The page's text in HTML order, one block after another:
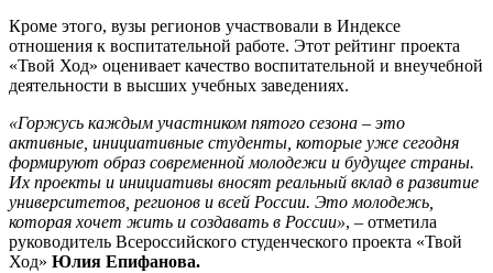
Кроме этого, вузы регионов участвовали в Индексе
отношения к воспитательной работе. Этот рейтинг проекта
«Твой Ход» оценивает качество воспитательной и внеучебной
деятельности в высших учебных заведениях.
«Горжусь каждым участником пятого сезона – это
активные, инициативные студенты, которые уже сегодня
формируют образ современной молодежи и будущее страны.
Их проекты и инициативы вносят реальный вклад в развитие
университетов, регионов и всей России. Это молодежь,
которая хочет жить и создавать в России», – отметила
руководитель Всероссийского студенческого проекта «Твой
Ход» Юлия Епифанова.